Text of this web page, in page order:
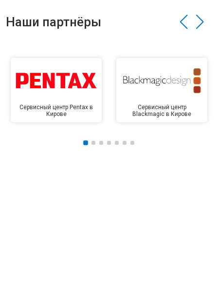
Наши партнёры
Сервисный центр Pentax в
Кирове
Сервисный центр
Blackmagic в Кирове